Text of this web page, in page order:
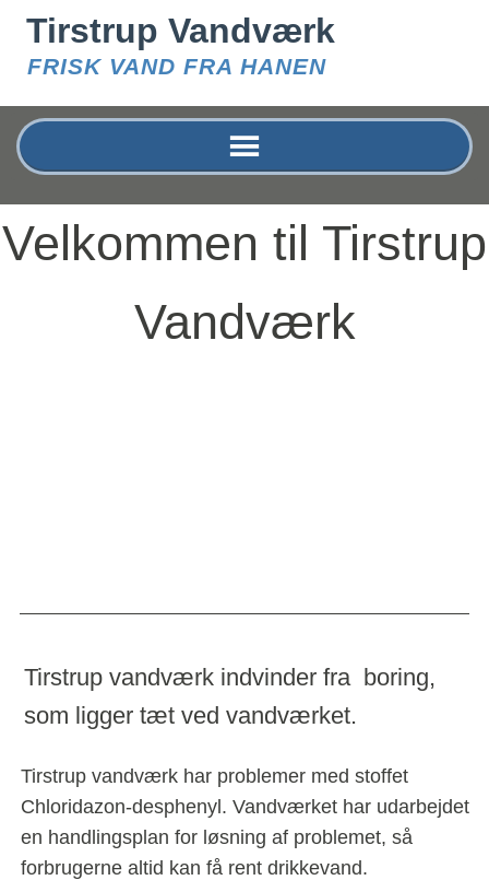
Tirstrup Vandværk
FRISK VAND FRA HANEN
Velkommen til Tirstrup
Vandværk
Tirstrup vandværk indvinder fra  boring,
som ligger tæt ved vandværket.
Tirstrup vandværk har problemer med stoffet
Chloridazon-desphenyl. Vandværket har udarbejdet
en handlingsplan for løsning af problemet, så
forbrugerne altid kan få rent drikkevand.